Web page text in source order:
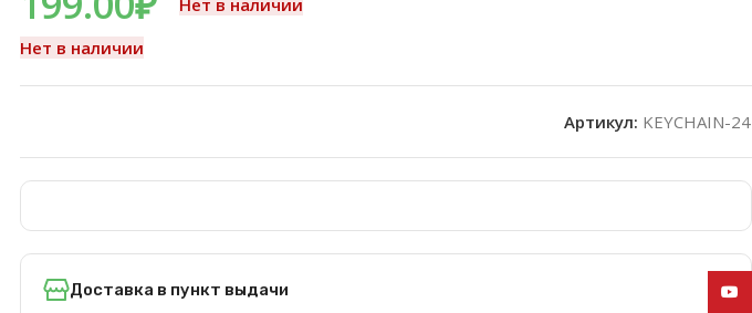
Нет в наличии
Артикул: KEYCHAIN-24
Доставка в пункт выдачи